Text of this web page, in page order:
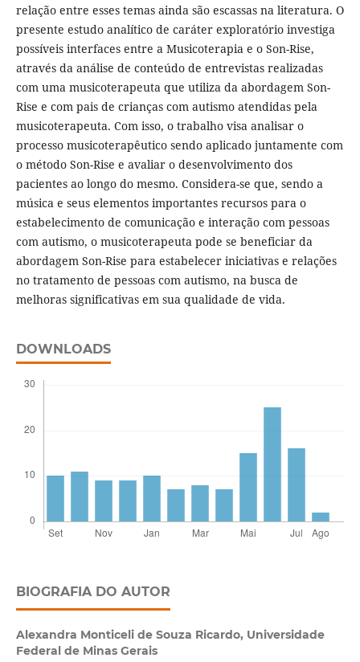
relação entre esses temas ainda são escassas na literatura. O
presente estudo analí­tico de caráter exploratório investiga
possí­veis interfaces entre a Musicoterapia e o Son-Rise,
através da análise de conteúdo de entrevistas realizadas
com uma musicoterapeuta que utiliza da abordagem Son-
Rise e com pais de crianças com autismo atendidas pela
musicoterapeuta. Com isso, o trabalho visa analisar o
processo musicoterapêutico sendo aplicado juntamente com
o método Son-Rise e avaliar o desenvolvimento dos
pacientes ao longo do mesmo. Considera-se que, sendo a
música e seus elementos importantes recursos para o
estabelecimento de comunicação e interação com pessoas
com autismo, o musicoterapeuta pode se beneficiar da
abordagem Son-Rise para estabelecer iniciativas e relações
no tratamento de pessoas com autismo, na busca de
melhoras significativas em sua qualidade de vida.
DOWNLOADS
BIOGRAFIA DO AUTOR
Alexandra Monticeli de Souza Ricardo, Universidade
Federal de Minas Gerais